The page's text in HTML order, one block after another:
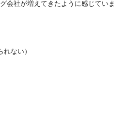
会社が増えてきたように感じていま
ない）